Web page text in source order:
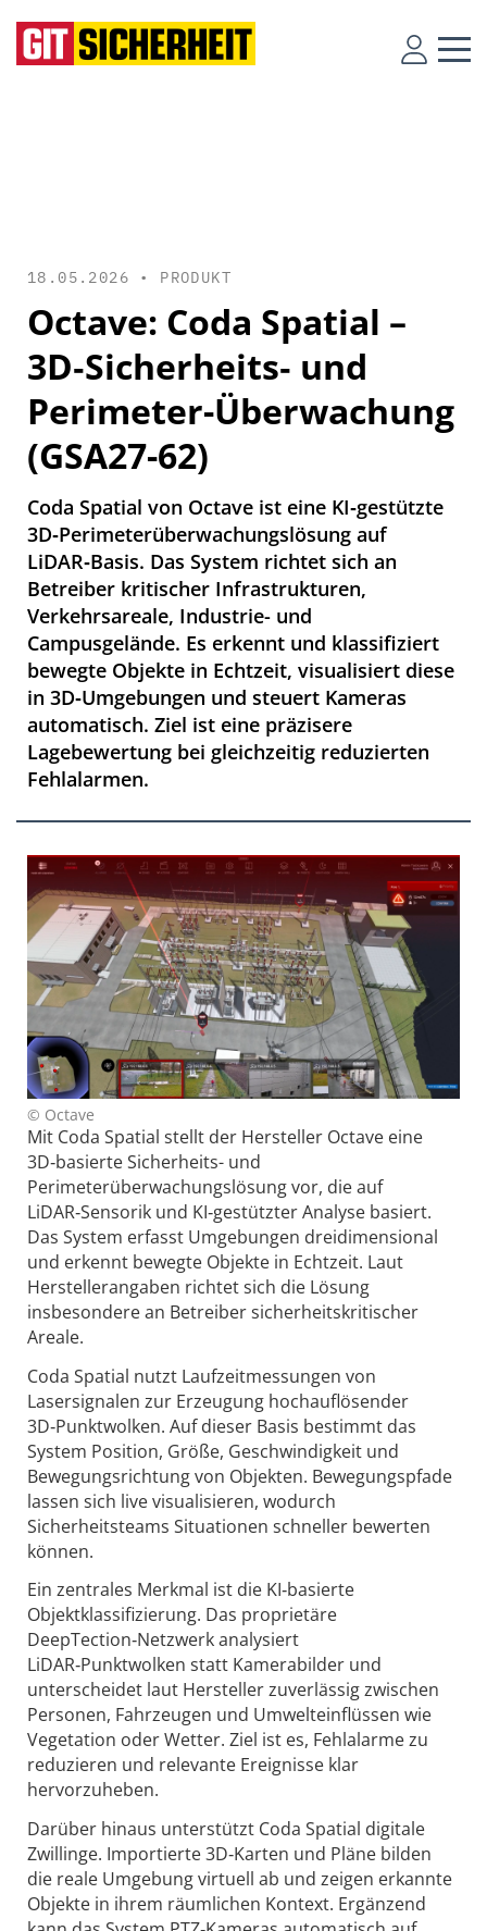
18.05.2026 • PRODUKT
Octave: Coda Spatial –
3D‑Sicherheits‑ und
Perimeter-Überwachung
(GSA27-62)
Coda Spatial von Octave ist eine KI‑gestützte
3D‑Perimeterüberwachungslösung auf
LiDAR‑Basis. Das System richtet sich an
Betreiber kritischer Infrastrukturen,
Verkehrsareale, Industrie- und
Campusgelände. Es erkennt und klassifiziert
bewegte Objekte in Echtzeit, visualisiert diese
in 3D‑Umgebungen und steuert Kameras
automatisch. Ziel ist eine präzisere
Lagebewertung bei gleichzeitig reduzierten
Fehlalarmen.
© Octave
Mit Coda Spatial stellt der Hersteller Octave eine
3D‑basierte Sicherheits- und
Perimeterüberwachungslösung vor, die auf
LiDAR‑Sensorik und KI‑gestützter Analyse basiert.
Das System erfasst Umgebungen dreidimensional
und erkennt bewegte Objekte in Echtzeit. Laut
Herstellerangaben richtet sich die Lösung
insbesondere an Betreiber sicherheitskritischer
Areale.
Coda Spatial nutzt Laufzeitmessungen von
Lasersignalen zur Erzeugung hochauflösender
3D‑Punktwolken. Auf dieser Basis bestimmt das
System Position, Größe, Geschwindigkeit und
Bewegungsrichtung von Objekten. Bewegungspfade
lassen sich live visualisieren, wodurch
Sicherheitsteams Situationen schneller bewerten
können.
Ein zentrales Merkmal ist die KI‑basierte
Objektklassifizierung. Das proprietäre
DeepTection‑Netzwerk analysiert
LiDAR‑Punktwolken statt Kamerabilder und
unterscheidet laut Hersteller zuverlässig zwischen
Personen, Fahrzeugen und Umwelteinflüssen wie
Vegetation oder Wetter. Ziel ist es, Fehlalarme zu
reduzieren und relevante Ereignisse klar
hervorzuheben.
Darüber hinaus unterstützt Coda Spatial digitale
Zwillinge. Importierte 3D‑Karten und Pläne bilden
die reale Umgebung virtuell ab und zeigen erkannte
Objekte in ihrem räumlichen Kontext. Ergänzend